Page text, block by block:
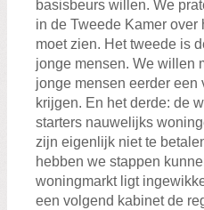
basisbeurs willen. We
in de Tweede Kamer
moet zien. Het tweede is
jonge mensen. We willen
jonge mensen eerder een
krijgen. En het derde: de
starters nauwelijks
zijn eigenlijk niet te
hebben we stappen
woningmarkt ligt
een volgend kabinet de